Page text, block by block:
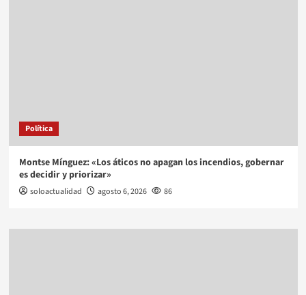
Política
Montse Mínguez: «Los áticos no apagan los incendios, gobernar
es decidir y priorizar»
soloactualidad agosto 6, 2026 86